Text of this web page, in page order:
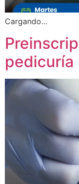
Cargando…
pedicuría